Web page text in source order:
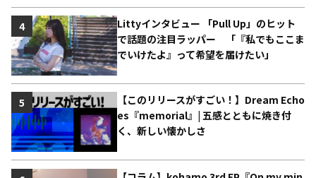
Littyインタビュー 「Pull Up」のヒット
で話題の注目ラッパー 「『私でもここま
でいけたよ』って希望を届けたい」
4
【このリリースがすごい！】Dream Echo
es『memorial』| 五感とともに焼き付
く、新しい懐かしさ
5